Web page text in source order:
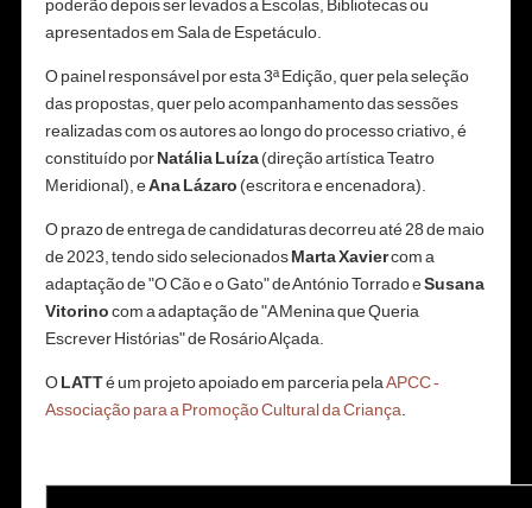
poderão depois ser levados a Escolas, Bibliotecas ou
apresentados em Sala de Espetáculo.
O painel responsável por esta 3ª Edição, quer pela seleção
das propostas, quer pelo acompanhamento das sessões
realizadas com os autores ao longo do processo criativo, é
constituído porNatália Luíza(direção artística Teatro
Meridional), eAna Lázaro (escritora e encenadora).
O prazo de entrega de candidaturas decorreu até 28 de maio
de 2023, tendo sido selecionadosMarta Xaviercom a
adaptação de "O Cão e o Gato" de António Torrado eSusana
Vitorinocom a adaptação de "A Menina que Queria
Escrever Histórias" de Rosário Alçada.
OLATTé um projeto apoiado em parceria pelaAPCC -
Associação para a Promoção Cultural da Criança